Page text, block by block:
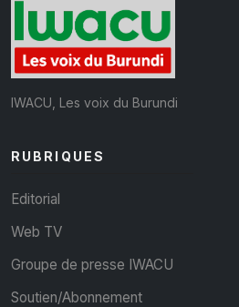
IWACU, Les voix du Burundi
RUBRIQUES
Editorial
Web TV
Groupe de presse IWACU
Soutien/Abonnement